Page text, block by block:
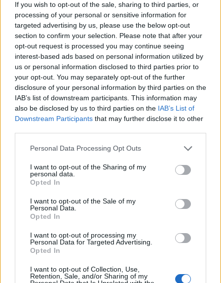
If you wish to opt-out of the sale, sharing to third parties, or
processing of your personal or sensitive information for
targeted advertising by us, please use the below opt-out
section to confirm your selection. Please note that after your
opt-out request is processed you may continue seeing
interest-based ads based on personal information utilized by
us or personal information disclosed to third parties prior to
your opt-out. You may separately opt-out of the further
disclosure of your personal information by third parties on the
IAB’s list of downstream participants. This information may
also be disclosed by us to third parties on the IAB’s List of
Downstream Participants that may further disclose it to other
Personal Data Processing Opt Outs
I want to opt-out of the Sharing of my
personal data.
Opted In
I want to opt-out of the Sale of my
Personal Data.
Opted In
I want to opt-out of processing my
Personal Data for Targeted Advertising.
Opted In
I want to opt-out of Collection, Use,
Retention, Sale, and/or Sharing of my
Portfolio
2026. június 06. 10:50
Egy olyan görögországi vulkán, amely mintegy 110
ezer évnyi szunnyadás után tört ki újra, alapjaiban
kérdőjelezi meg a vulkánok kialudt besorolásának
jelenlegi rendszerét. Mindez arra figyelmeztet,
hogy a hallgatag vulkánok sokkal veszélyesebbek
lehetnek, mint azt korábban gondoltuk - jelentette
A vulkanológusok jelenleg akkor tekintenek kialudtnak egy
vulkánt, ha az utolsó kitörése nagyjából tízezer évnél
régebben, azaz a jelenlegi földtörténeti korszak, a holocén
kezdete előtt történt. Egy friss, a Science Advances című
folyóiratban közzétett kutatás azonban kimutatta, hogy az
Athén közelében fekvő Metana-vulkán közel 110 ezer évig
volt inaktív, mielőtt mintegy...
KEDVES OLVASÓNK!
A keresett cikk a portfolio.hu hírarchívumához